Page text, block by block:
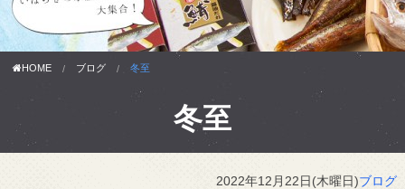
HOME ブログ 冬至
冬至
2022年12月22日(木曜日)ブログ